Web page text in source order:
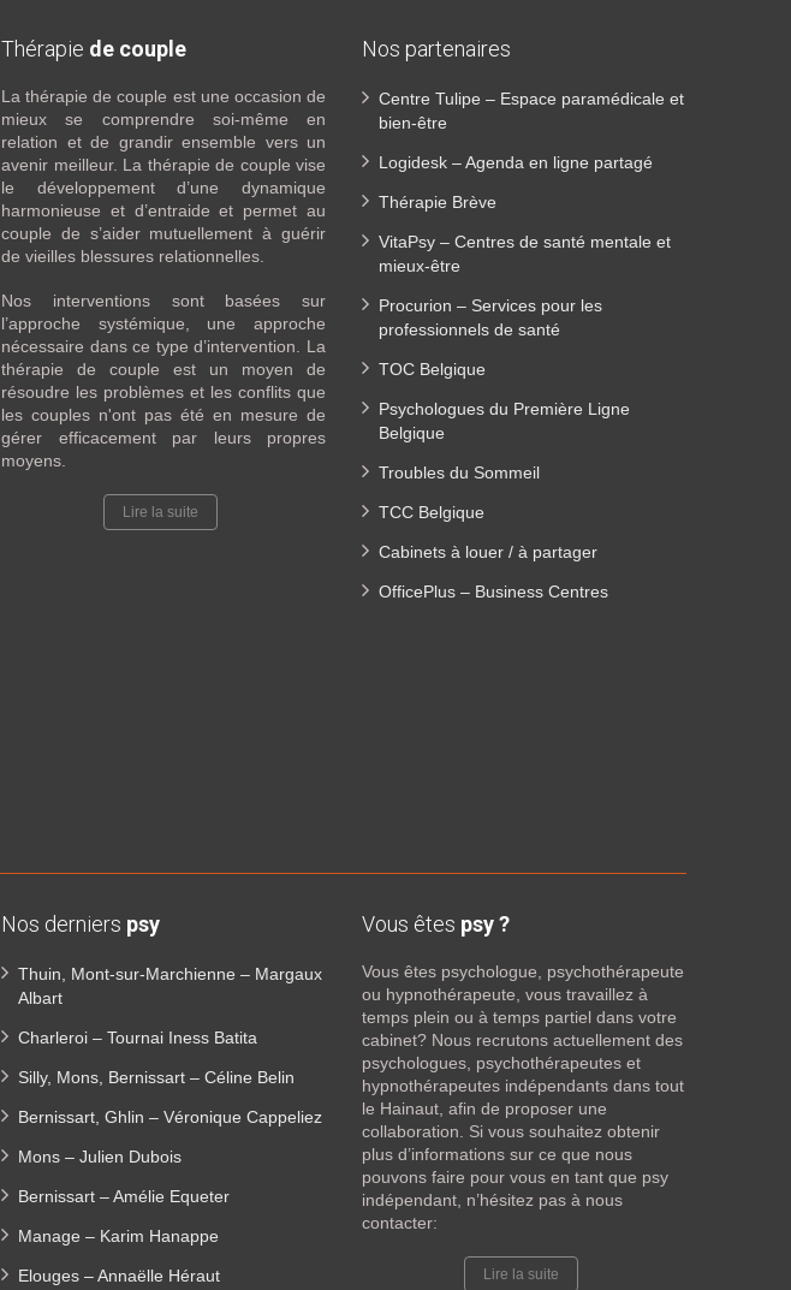
Thérapie de couple
La thérapie de couple est une occasion de
mieux se comprendre soi-même en
relation et de grandir ensemble vers un
avenir meilleur. La thérapie de couple vise
le développement d’une dynamique
harmonieuse et d’entraide et permet au
couple de s’aider mutuellement à guérir
de vieilles blessures relationnelles.
Nos interventions sont basées sur
l’approche systémique, une approche
nécessaire dans ce type d’intervention. La
thérapie de couple est un moyen de
résoudre les problèmes et les conflits que
les couples n'ont pas été en mesure de
gérer efficacement par leurs propres
moyens.
Lire la suite
Nos partenaires
Centre Tulipe – Espace paramédicale et
bien-être
Logidesk – Agenda en ligne partagé
Thérapie Brève
VitaPsy – Centres de santé mentale et
mieux-être
Procurion – Services pour les
professionnels de santé
TOC Belgique
Psychologues du Première Ligne
Belgique
Troubles du Sommeil
TCC Belgique
Cabinets à louer / à partager
OfficePlus – Business Centres
Nos derniers psy
Thuin, Mont-sur-Marchienne – Margaux
Albart
Charleroi – Tournai Iness Batita
Silly, Mons, Bernissart – Céline Belin
Bernissart, Ghlin – Véronique Cappeliez
Mons – Julien Dubois
Bernissart – Amélie Equeter
Manage – Karim Hanappe
Elouges – Annaëlle Héraut
Vous êtes psy ?
Vous êtes psychologue, psychothérapeute
ou hypnothérapeute, vous travaillez à
temps plein ou à temps partiel dans votre
cabinet? Nous recrutons actuellement des
psychologues, psychothérapeutes et
hypnothérapeutes indépendants dans tout
le Hainaut, afin de proposer une
collaboration. Si vous souhaitez obtenir
plus d’informations sur ce que nous
pouvons faire pour vous en tant que psy
indépendant, n’hésitez pas à nous
contacter:
Lire la suite